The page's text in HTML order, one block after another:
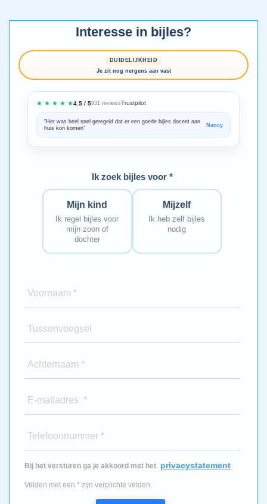
Interesse in bijles?
DUIDELIJKHEID
Je zit nog nergens aan vast
★ ★ ★ ★ ★4.5 / 5931 reviewsTrustpilot
“Het was heel snel geregeld dat er een goede bijles docent aan
huis kon komen”
Nancy
Ik zoek bijles voor *
Mijn kind
Ik regel bijles voor
mijn zoon of
dochter
Mijzelf
Ik heb zelf bijles
nodig
Voornaam *
Tussenvoegsel
Achternaam *
E-mailadres *
Telefoonnummer *
Bij het versturen ga je akkoord met het privacystatement
Velden met een * zijn verplichte velden.